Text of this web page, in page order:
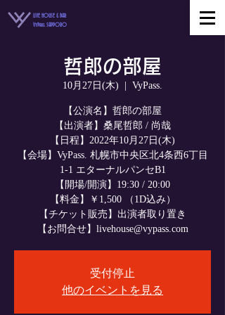
LIVE HOUSE & BAR
VyPass. SAPPORO
哲郎の部屋
10月27日(木) VyPass.
【公演名】哲郎の部屋
【出演者】桑尾哲郎 / 尚哉
【日程】2022年10月27日(木)
【会場】VyPass. 札幌市中央区北4条西6丁目
1-1 エターナルパンセB1
【開場/開演】19:30 / 20:00
【料金】￥1,500 （1D込み）
【チケット販売】出演者取り置き
【お問合せ】livehouse@vypass.com
受付停止
他のイベントを見る